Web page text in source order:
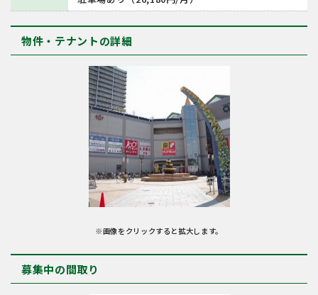
物件・テナントの詳細
※画像をクリックすると拡大します。
募集中の間取り